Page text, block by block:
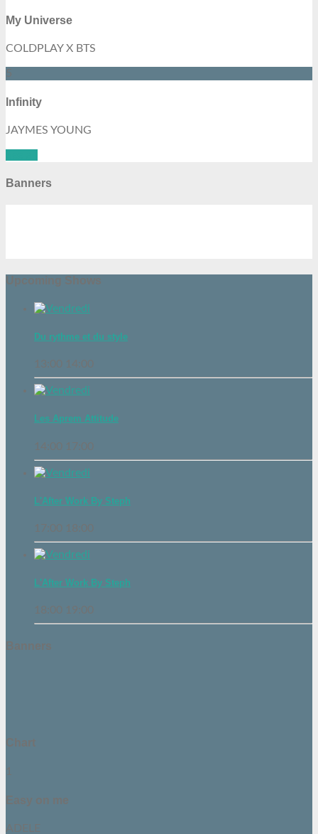
My Universe
COLDPLAY X BTS
5
Infinity
JAYMES YOUNG
Banners
Upcoming Shows
Du rythme et du style
13:00 14:00
Les Aprem Attitude
14:00 17:00
L'After Work By Steph
17:00 18:00
L'After Work By Steph
18:00 19:00
Banners
Chart
1
Easy on me
ADELE